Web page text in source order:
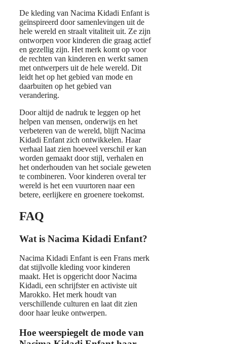
De kleding van Nacima Kidadi Enfant is
geïnspireerd door samenlevingen uit de
hele wereld en straalt vitaliteit uit. Ze zijn
ontworpen voor kinderen die graag actief
en gezellig zijn. Het merk komt op voor
de rechten van kinderen en werkt samen
met ontwerpers uit de hele wereld. Dit
leidt het op het gebied van mode en
daarbuiten op het gebied van
verandering.
Door altijd de nadruk te leggen op het
helpen van mensen, onderwijs en het
verbeteren van de wereld, blijft Nacima
Kidadi Enfant zich ontwikkelen. Haar
verhaal laat zien hoeveel verschil er kan
worden gemaakt door stijl, verhalen en
het onderhouden van het sociale geweten
te combineren. Voor kinderen overal ter
wereld is het een vuurtoren naar een
betere, eerlijkere en groenere toekomst.
FAQ
Wat is Nacima Kidadi Enfant?
Nacima Kidadi Enfant is een Frans merk
dat stijlvolle kleding voor kinderen
maakt. Het is opgericht door Nacima
Kidadi, een schrijfster en activiste uit
Marokko. Het merk houdt van
verschillende culturen en laat dit zien
door haar leuke ontwerpen.
Hoe weerspiegelt de mode van